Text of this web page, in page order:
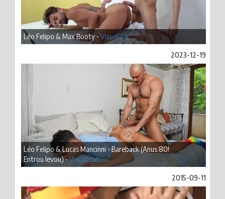
Léo Felipo & Max Booty -Visualizar
2023-12-19
Léo Felipo & Lucas Mancinni - Bareback (Anus 80!
Entrou levou) -Visualizar
2015-09-11